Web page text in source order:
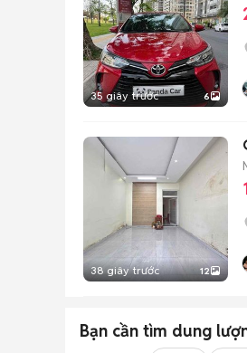
35 giây trước 6
38 giây trước 12
Bạn cần tìm dung